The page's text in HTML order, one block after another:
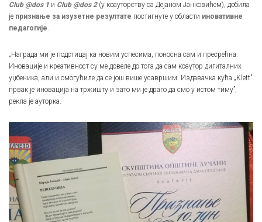
Club @dos 1 и Club @dos 2(у коауторству са Дејаном Јанковићем), добила
је признање за изузетне резултате постигнуте у области иновативне
педагогије.
„Награда ми је подстицај ка новим успесима, поносна сам и пресрећна.
Иновације и креативност су ме довеле до тога да сам коаутор дигиталних
уџбеника, али и омогућиле да се још више усавршим. Издавачка кућа „Klett”
првак је иновација на тржишту и зато ми је драго да смо у истом тиму”,
рекла је ауторка.